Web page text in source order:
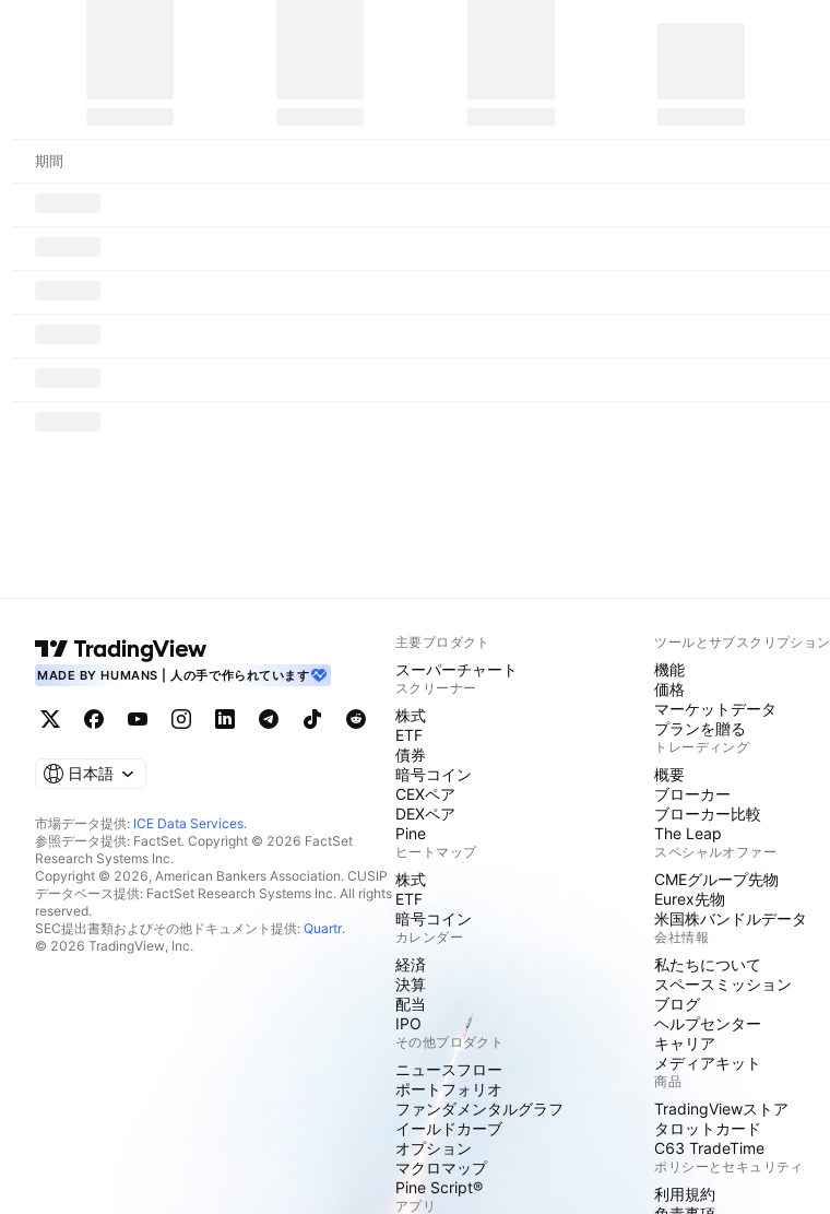
期間
MADE BY HUMANS | 人の手で作られています
日本語
市場データ提供: ICE Data Services.
参照データ提供: FactSet. Copyright © 2026 FactSet
Research Systems Inc.
Copyright © 2026, American Bankers Association. CUSIP
データベース提供: FactSet Research Systems Inc. All rights
reserved.
SEC提出書類およびその他ドキュメント提供: Quartr.
© 2026 TradingView, Inc.
主要プロダクト
スーパーチャート
スクリーナー
株式
ETF
債券
暗号コイン
CEXペア
DEXペア
Pine
ヒートマップ
株式
ETF
暗号コイン
カレンダー
経済
決算
配当
IPO
その他プロダクト
ニュースフロー
ポートフォリオ
ファンダメンタルグラフ
イールドカーブ
オプション
マクロマップ
Pine Script®
アプリ
ツールとサブスクリプション
機能
価格
マーケットデータ
プランを贈る
トレーディング
概要
ブローカー
ブローカー比較
The Leap
スペシャルオファー
CMEグループ先物
Eurex先物
米国株バンドルデータ
会社情報
私たちについて
スペースミッション
ブログ
ヘルプセンター
キャリア
メディアキット
商品
TradingViewストア
タロットカード
C63 TradeTime
ポリシーとセキュリティ
利用規約